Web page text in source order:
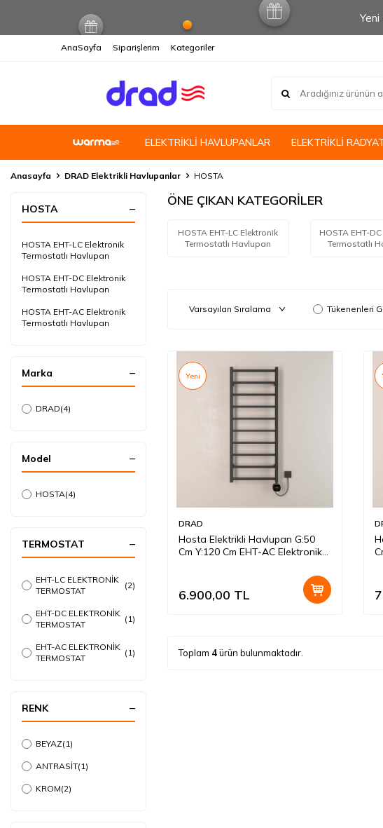
AnaSayfa Siparişlerim Kategoriler
ELEKTRİKLİ HAVLUPANLAR ELEKTRİKLİ
Anasayfa DRAD Elektrikli Havlupanlar HOSTA
HOSTA
HOSTA EHT-LC Elektronik
Termostatlı Havlupan
HOSTA EHT-DC Elektronik
Termostatlı Havlupan
HOSTA EHT-AC Elektronik
Termostatlı Havlupan
Marka
DRAD(4)
Model
HOSTA(4)
TERMOSTAT
EHT-LC ELEKTRONİK
TERMOSTAT
(2)
EHT-DC ELEKTRONİK
TERMOSTAT
(1)
EHT-AC ELEKTRONİK
TERMOSTAT
(1)
RENK
BEYAZ(1)
ANTRASİT(1)
KROM(2)
ÖNE ÇIKAN KATEGORİLER
HOSTA EHT-LC Elektronik
Termostatlı Havlupan
HOSTA EHT-
Termostatlı
Tükenenleri
Yeni
DRAD
Hosta Elektrikli Havlupan G:50
Cm Y:120 Cm EHT-AC Elektronik
6.900,00 TL
Toplam 4ürün bulunmaktadır.